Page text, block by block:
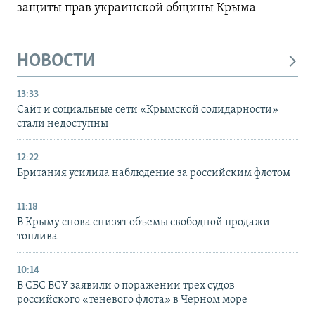
защиты прав украинской общины Крыма
НОВОСТИ
13:33
Сайт и социальные сети «Крымской солидарности»
стали недоступны
12:22
Британия усилила наблюдение за российским флотом
11:18
В Крыму снова снизят объемы свободной продажи
топлива
10:14
В СБС ВСУ заявили о поражении трех судов
российского «теневого флота» в Черном море